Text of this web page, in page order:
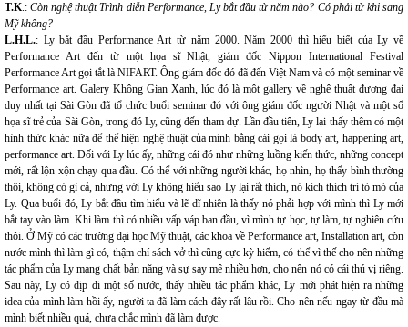
T.K.: Còn nghệ thuật Trình diễn Performance, Ly bắt đầu từ năm nào? Có phải từ khi sang
Mỹ không?
L.H.L.: Ly bắt đầu Performance Art từ năm 2000. Năm 2000 thì hiểu biết của Ly về
Performance Art đến từ một họa sĩ Nhật, giám đốc Nippon International Festival
Performance Art gọi tắt là NIFART. Ông giám đốc đó đã đến Việt Nam và có một seminar về
Performance art. Galery Không Gian Xanh, lúc đó là một gallery về nghệ thuật đương đại
duy nhất tại Sài Gòn đã tổ chức buổi seminar đó với ông giám đốc người Nhật và một số
họa sĩ trẻ của Sài Gòn, trong đó Ly, cũng đến tham dự. Lần đầu tiên, Ly lại thấy thêm có một
hình thức khác nữa để thể hiện nghệ thuật của mình bằng cái gọi là body art, happening art,
performance art. Đối với Ly lúc ấy, những cái đó như những luồng kiến thức, những concept
mới, rất lộn xộn chạy qua đầu. Có thể với những người khác, họ nhìn, họ thấy bình thường
thôi, không có gì cả, nhưng với Ly không hiểu sao Ly lại rất thích, nó kích thích trí tò mò của
Ly. Qua buổi đó, Ly bắt đầu tìm hiểu và lẽ dĩ nhiên là thấy nó phải hợp với mình thì Ly mới
bắt tay vào làm. Khi làm thì có nhiều vấp váp ban đầu, vì mình tự học, tự làm, tự nghiên cứu
thôi. Ở Mỹ có các trường đại học Mỹ thuật, các khoa về Performance art, Installation art, còn
nước mình thì làm gì có, thậm chí sách vở thì cũng cực kỳ hiếm, có thể vì thế cho nên những
tác phẩm của Ly mang chất bản năng và sự say mê nhiều hơn, cho nên nó có cái thú vị riêng.
Sau này, Ly có dịp đi một số nước, thấy nhiều tác phẩm khác, Ly mới phát hiện ra những
idea của mình làm hồi ấy, người ta đã làm cách đây rất lâu rồi. Cho nên nếu ngay từ đầu mà
mình biết nhiều quá, chưa chắc mình đã làm được.